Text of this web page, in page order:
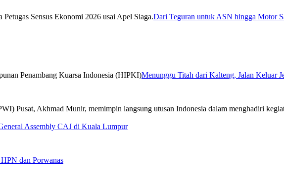
Dari Teguran untuk ASN hingga Motor
Menunggu Titah dari Kalteng, Jalan Keluar
Assembly CAJ di Kuala Lumpur
dan Porwanas